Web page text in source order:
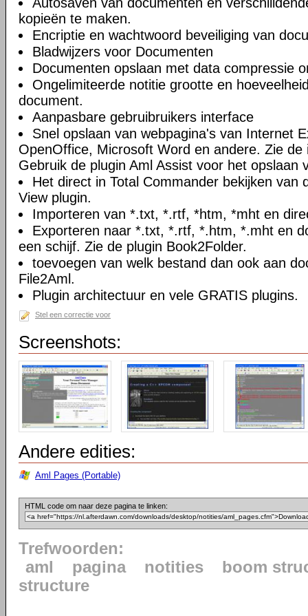
kopieën te maken.
Encriptie en wachtwoord beveiliging van
Bladwijzers voor Documenten
Documenten opslaan met data compressie
Ongelimiteerde notitie grootte en
document.
Aanpasbare gebruibruikers interface
Snel opslaan van webpagina's van Internet
OpenOffice, Microsoft Word en andere. Zie de
Gebruik de plugin Aml Assist voor het opslaan
Het direct in Total Commander bekijken van
View plugin.
Importeren van *.txt, *.rtf, *htm, *mht en
Exporteren naar *.txt, *.rtf, *.htm, *.mht en
een schijf. Zie de plugin Book2Folder.
toevoegen van welk bestand dan ook aan
File2Aml.
Plugin architectuur en vele GRATIS plugins.
Stel een correctie voor
Screenshots:
Andere edities:
Aml Pages (Portable)
HTML code om naar deze pagina te linken:
Trefwoorden:
aml
pagina notities
boom
structure